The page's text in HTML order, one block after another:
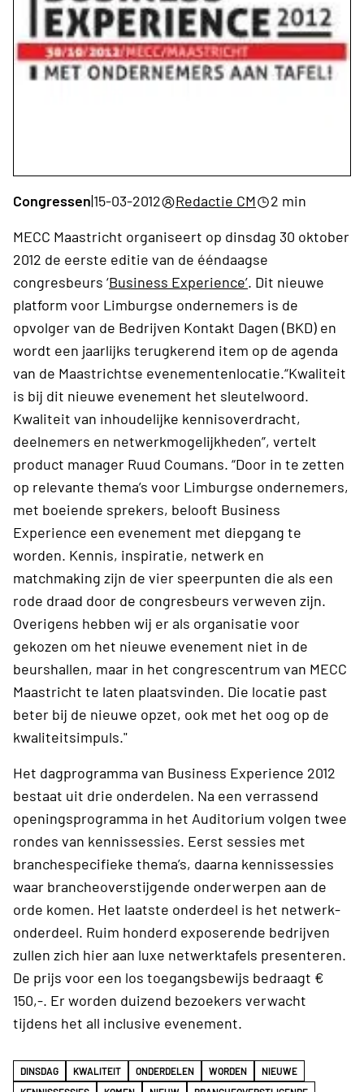
Congressen|15-03-2012 Redactie CM
2 min
MECC Maastricht organiseert op dinsdag 30 oktober
2012 de eerste editie van de ééndaagse
congresbeurs ‘Business Experience’. Dit nieuwe
platform voor Limburgse ondernemers is de
opvolger van de Bedrijven Kontakt Dagen (BKD) en
wordt een jaarlijks terugkerend item op de agenda
van de Maastrichtse evenementenlocatie.“Kwaliteit
is bij dit nieuwe evenement het sleutelwoord.
Kwaliteit van inhoudelijke kennisoverdracht,
deelnemers en netwerkmogelijkheden”, vertelt
product manager Ruud Coumans. “Door in te zetten
op relevante thema’s voor Limburgse ondernemers,
met boeiende sprekers, belooft Business
Experience een evenement met diepgang te
worden. Kennis, inspiratie, netwerk en
matchmaking zijn de vier speerpunten die als een
rode draad door de congresbeurs verweven zijn.
Overigens hebben wij er als organisatie voor
gekozen om het nieuwe evenement niet in de
beurshallen, maar in het congrescentrum van MECC
Maastricht te laten plaatsvinden. Die locatie past
beter bij de nieuwe opzet, ook met het oog op de
kwaliteitsimpuls."
Het dagprogramma van Business Experience 2012
bestaat uit drie onderdelen. Na een verrassend
openingsprogramma in het Auditorium volgen twee
rondes van kennissessies. Eerst sessies met
branchespecifieke thema’s, daarna kennissessies
waar brancheoverstijgende onderwerpen aan de
orde komen. Het laatste onderdeel is het netwerk-
onderdeel. Ruim honderd exposerende bedrijven
zullen zich hier aan luxe netwerktafels presenteren.
De prijs voor een los toegangsbewijs bedraagt €
150,-. Er worden duizend bezoekers verwacht
tijdens het all inclusive evenement.
DINSDAG KWALITEIT ONDERDELEN WORDEN
NIEUWE